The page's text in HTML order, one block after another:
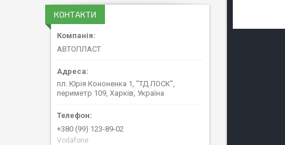
КОНТАКТИ
АВТОПЛАСТ
пл. Юрія Кононенка 1, "ТД ЛОСК",
периметр 109, Харків, Україна
+380 (99) 123-89-02
Vodafone